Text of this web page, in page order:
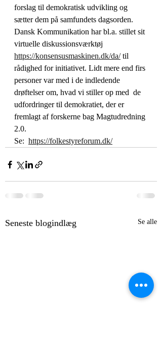
forslag til demokratisk udvikling og
sætter dem på samfundets dagsorden.
Dansk Kommunikation har bl.a. stillet sit
virtuelle diskussionsværktøj
https://konsensusmaskinen.dk/da/ til
rådighed for initiativet. Lidt mere end firs
personer var med i de indledende
drøftelser om, hvad vi stiller op med  de
udfordringer til demokratiet, der er
fremlagt af forskerne bag Magtudredning
2.0.
Se: https://folkestyreforum.dk/
Seneste blogindlæg Se alle